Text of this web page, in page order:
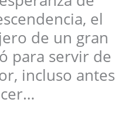
el
de un gran
para servir de
incluso antes